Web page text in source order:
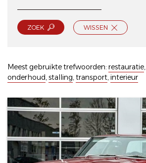
ZOEK WISSEN
Meest gebruikte trefwoorden: restauratie,
onderhoud,stalling,transport,interieur